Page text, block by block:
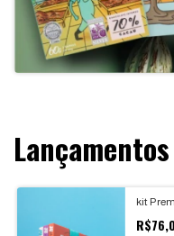
Lançamentos
kit